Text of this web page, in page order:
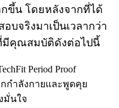
กขึ้น โดยหลังจากที่ได้
จริงมาเป็นเวลากว่า
มีคุณสมบัติดังต่อไปนี้